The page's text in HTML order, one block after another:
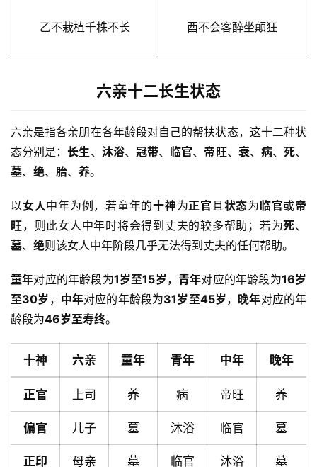
首
乙不栽植千株不长 酉不会客醉坐颠狂
六亲十二长生状态
六亲是指各亲朋在各年龄段对自己的帮扶状态，这十二种状
态分别是：长生、 沐浴、 冠带、 临官、 帝旺、 衰、 病、死、
墓、 绝、 胎、 养。
以女人中年为例，若童年的十神为正官且状态为临官或帝
旺，则此女人中年时将会得到丈夫的较多帮助；若为死、
墓、 绝则该女人中年阶段几乎无法得到丈夫的任何帮助。
童年对应的年龄段为1岁至15岁，青年对应的年龄段为16岁
至30岁 ， 中年对应的年龄段为31岁至45岁， 晚年对应的年
龄段为46岁至寿终。
十神 六亲 童年 青年 中年 晚年
正官 上司 养 病 帝旺 养
偏官 儿子 墓 沐浴 临官 墓
正印 母亲 墓 临官 沐浴 墓